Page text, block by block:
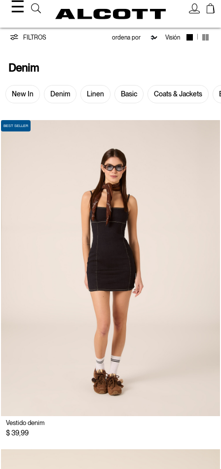
☰
Denim
FILTROS Visión
Denim
New In Denim Linen Basic Coats & Jackets
BEST SELLER
Vestido denim
$ 39,99